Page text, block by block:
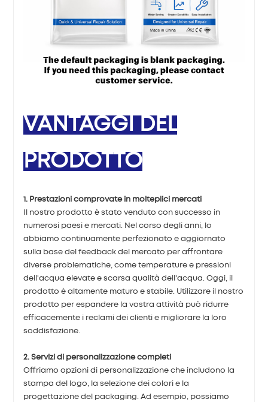
VANTAGGI DEL
PRODOTTO
1. Prestazioni comprovate in molteplici mercati
Il nostro prodotto è stato venduto con successo in
numerosi paesi e mercati. Nel corso degli anni, lo
abbiamo continuamente perfezionato e aggiornato
sulla base del feedback del mercato per affrontare
diverse problematiche, come temperature e pressioni
dell'acqua elevate e scarsa qualità dell'acqua. Oggi, il
prodotto è altamente maturo e stabile. Utilizzare il nostro
prodotto per espandere la vostra attività può ridurre
efficacemente i reclami dei clienti e migliorare la loro
soddisfazione.
2. Servizi di personalizzazione completi
Offriamo opzioni di personalizzazione che includono la
stampa del logo, la selezione dei colori e la
progettazione del packaging. Ad esempio, possiamo